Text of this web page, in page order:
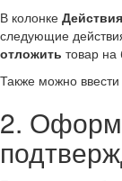
В колонке Действия
следующие
отложить товар
Также можно
2.